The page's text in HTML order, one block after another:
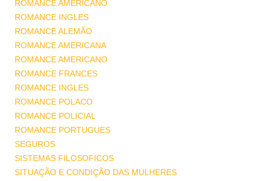
ROMANCE AMERICANO
ROMANCE INGLES
ROMANCE ALEMÃO
ROMANCE AMERICANA
ROMANCE AMERICANO
ROMANCE FRANCES
ROMANCE INGLES
ROMANCE POLACO
ROMANCE POLICIAL
ROMANCE PORTUGUES
SEGUROS
SISTEMAS FILOSOFICOS
SITUAÇÃO E CONDIÇÃO DAS MULHERES